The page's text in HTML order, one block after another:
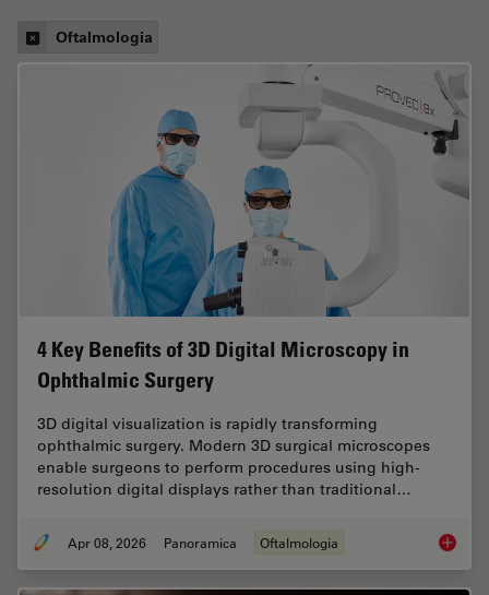
Oftalmologia
4 Key Benefits of 3D Digital Microscopy in
Ophthalmic Surgery
3D digital visualization is rapidly transforming
ophthalmic surgery. Modern 3D surgical microscopes
enable surgeons to perform procedures using high-
resolution digital displays rather than traditional…
Apr 08, 2026 Panoramica Oftalmologia 4 Key